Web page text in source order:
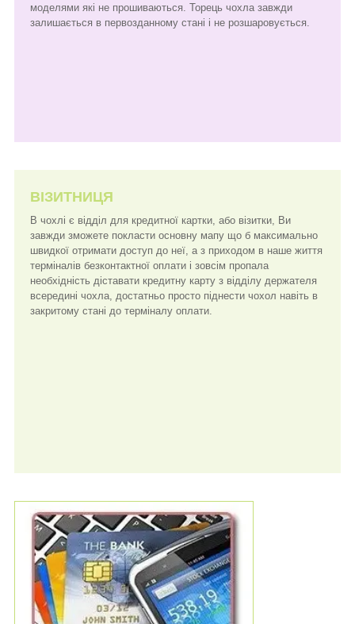
моделями які не прошиваються. Торець чохла завжди
залишається в первозданному стані і не розшаровується.
ВІЗИТНИЦЯ
В чохлі є відділ для кредитної картки, або візитки, Ви
завжди зможете покласти основну мапу що б максимально
швидкої отримати доступ до неї, а з приходом в наше життя
терміналів безконтактної оплати і зовсім пропала
необхідність діставати кредитну карту з відділу держателя
всередині чохла, достатньо просто піднести чохол навіть в
закритому стані до терміналу оплати.